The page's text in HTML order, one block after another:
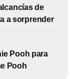
de
a sorprender
Pooh para
Pooh